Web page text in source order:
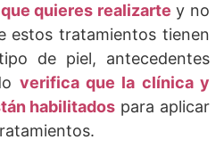
quieres realizarte y no
estos tratamientos tienen
de piel, antecedentes
verifica que la clínica y
habilitados para aplicar